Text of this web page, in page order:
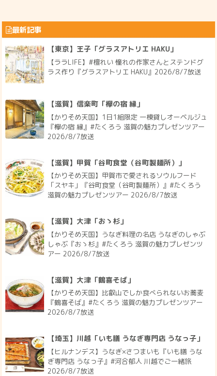
最新記事
【東京】王子「グラスアトリエ HAKU」
【ララLIFE】#檀れい 憧れの作家さんとステンドグ
ラス作り『グラスアトリエ HAKU』2026/8/7放送
【滋賀】信楽町「欅の宿 縁」
【かりそめ天国】1日1組限定 一棟貸しオーベルジュ
『欅の宿 縁』#たくろう 滋賀の魅力プレゼンツアー
2026/8/7放送
【滋賀】甲賀「谷町食堂（谷町製麺所）」
【かりそめ天国】甲賀市で愛されるソウルフード
「スヤキ」『谷町食堂（谷町製麺所）』#たくろう
滋賀の魅力プレゼンツアー 2026/8/7放送
【滋賀】大津「おゝ杉」
【かりそめ天国】うなぎ料理の名店 うなぎのしゃぶ
しゃぶ『おゝ杉』#たくろう 滋賀の魅力プレゼンツ
アー 2026/8/7放送
【滋賀】大津「鶴喜そば」
【かりそめ天国】比叡山でしか食べられないお蕎麦
『鶴喜そば』#たくろう 滋賀の魅力プレゼンツアー
2026/8/7放送
【埼玉】川越「いも膳 うなぎ専門店 うなっ子」
【ヒルナンデス】うなぎ×さつまいも『いも膳 うな
ぎ専門店 うなっ子』#河合郁人 川越でご一緒旅
2026/8/7放送